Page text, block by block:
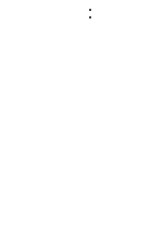
: